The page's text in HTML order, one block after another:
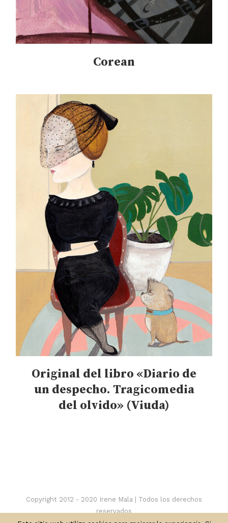
Corean
Original del libro «Diario de
un despecho. Tragicomedia
del olvido» (Viuda)
Copyright 2012 - 2020 Irene Mala | Todos los derechos
reservados